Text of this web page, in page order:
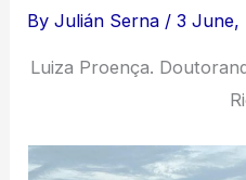
ByJulián Serna /3 June,
Luiza Proença.